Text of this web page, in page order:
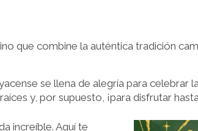
que combine la auténtica tradición
se llena de alegría para celebrar
y, por supuesto, ¡para disfrutar
increíble. Aquí te